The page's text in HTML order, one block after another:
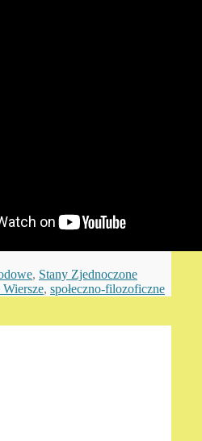
, Stany Zjednoczone
, społeczno-filozoficzne